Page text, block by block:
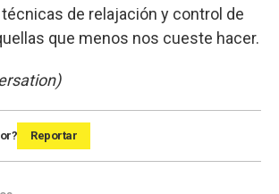
de relajación y control de
que menos nos cueste hacer.
Reportar